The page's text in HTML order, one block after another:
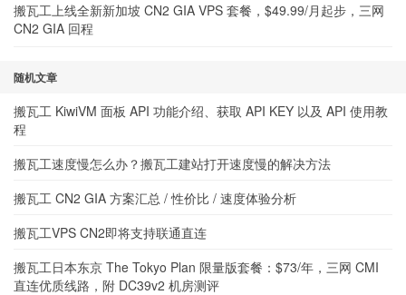
搬瓦工上线全新新加坡 CN2 GIA VPS 套餐，$49.99/月起步，三网
CN2 GIA 回程
随机文章
搬瓦工 KiwiVM 面板 API 功能介绍、获取 API KEY 以及 API 使用教
程
搬瓦工速度慢怎么办？搬瓦工建站打开速度慢的解决方法
搬瓦工 CN2 GIA 方案汇总 / 性价比 / 速度体验分析
搬瓦工VPS CN2即将支持联通直连
搬瓦工日本东京 The Tokyo Plan 限量版套餐：$73/年，三网 CMI
直连优质线路，附 DC39v2 机房测评